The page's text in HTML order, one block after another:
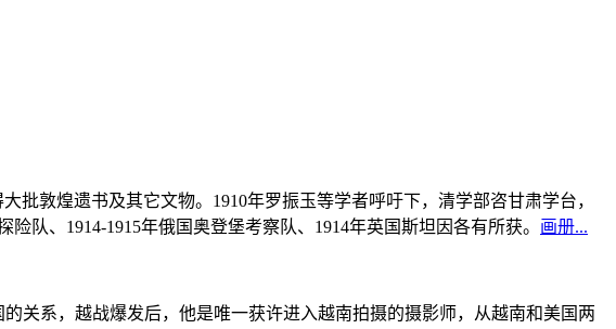
批敦煌遗书及其它文物。1910年罗振玉等学者呼吁下，清学部咨甘肃学台，
队、1914-1915年俄国奥登堡考察队、1914年英国斯坦因各有所获。 画册...
关系，越战爆发后，他是唯一获许进入越南拍摄的摄影师，从越南和美国两